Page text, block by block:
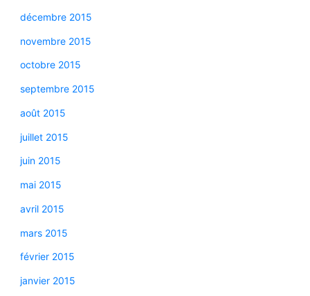
décembre 2015
novembre 2015
octobre 2015
septembre 2015
août 2015
juillet 2015
juin 2015
mai 2015
avril 2015
mars 2015
février 2015
janvier 2015